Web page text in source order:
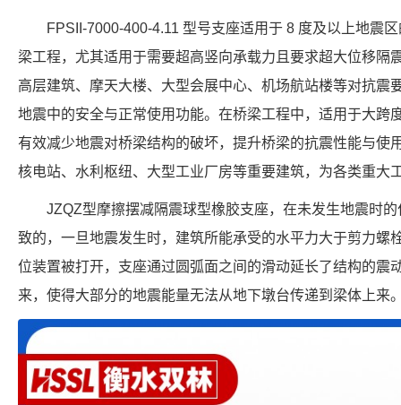
FPSII-7000-400-4.11 型号支座适用于 8 度及以上地震
梁工程，尤其适用于需要超高竖向承载力且要求超大位移隔
高层建筑、摩天大楼、大型会展中心、机场航站楼等对抗震
地震中的安全与正常使用功能。在桥梁工程中，适用于大跨
有效减少地震对桥梁结构的破坏，提升桥梁的抗震性能与使
核电站、水利枢纽、大型工业厂房等重要建筑，为各类重大
JZQZ型摩擦摆减隔震球型橡胶支座，在未发生地震时
致的，一旦地震发生时，建筑所能承受的水平力大于剪力螺
位装置被打开，支座通过圆弧面之间的滑动延长了结构的震
来，使得大部分的地震能量无法从地下墩台传递到梁体上来